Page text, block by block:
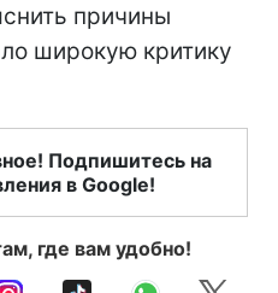
причины
широкую критику
Подпишитесь на
в Google!
где вам удобно!